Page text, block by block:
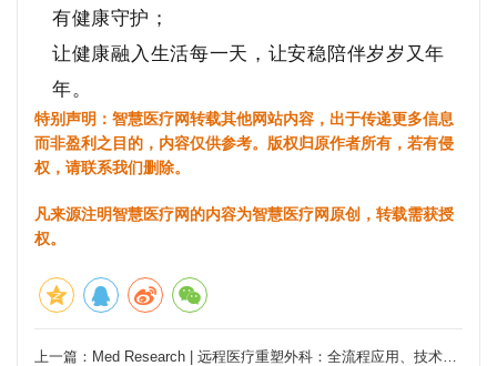
有健康守护；
让健康融入生活每一天，让安稳陪伴岁岁又年
年。
特别声明：智慧医疗网转载其他网站内容，出于传递更多信息
而非盈利之目的，内容仅供参考。版权归原作者所有，若有侵
权，请联系我们删除。
凡来源注明智慧医疗网的内容为智慧医疗网原创，转载需获授
权。
上一篇： Med Research | 远程医疗重塑外科：全流程应用、技术支撑与发展前景研究